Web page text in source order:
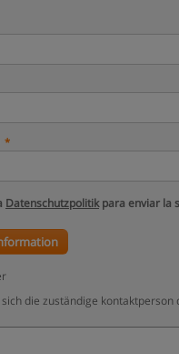
Datenschutzpolitikpara enviar la
die zuständige